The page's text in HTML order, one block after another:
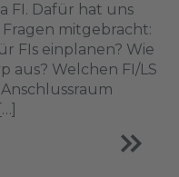
FI. Dafür hat uns
mitgebracht:
FIs einplanen? Wie
aus? Welchen FI/LS